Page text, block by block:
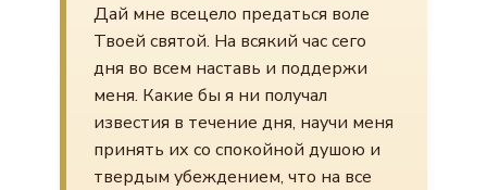
Дай мне всецело предаться воле
Твоей святой. На всякий час сего
дня во всем наставь и поддержи
меня. Какие бы я ни получал
известия в течение дня, научи меня
принять их со спокойной душою и
твердым убеждением, что на все